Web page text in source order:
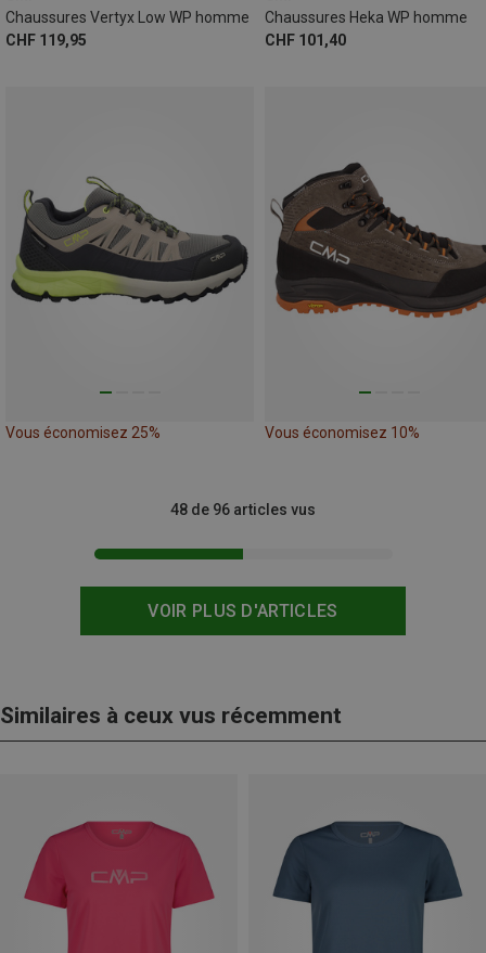
Chaussures Vertyx Low WP homme
CHF 119,95
Chaussures Heka WP homme
CHF 101,40
Vous économisez 25% Vous économisez 10%
VOIR PLUS D'ARTICLES
48 de 96 articles vus
Similaires à ceux vus récemment